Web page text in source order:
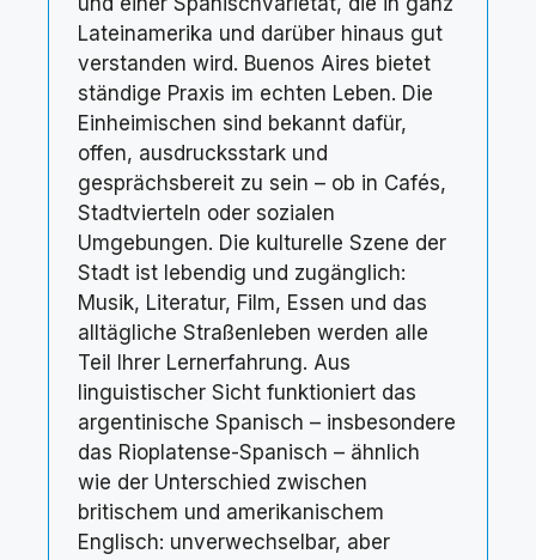
Lateinamerika und darüber hinaus gut
verstanden wird. Buenos Aires bietet
ständige Praxis im echten Leben. Die
Einheimischen sind bekannt dafür,
offen, ausdrucksstark und
gesprächsbereit zu sein – ob in Cafés,
Stadtvierteln oder sozialen
Umgebungen. Die kulturelle Szene der
Stadt ist lebendig und zugänglich:
Musik, Literatur, Film, Essen und das
alltägliche Straßenleben werden alle
Teil Ihrer Lernerfahrung. Aus
linguistischer Sicht funktioniert das
argentinische Spanisch – insbesondere
das Rioplatense-Spanisch – ähnlich
wie der Unterschied zwischen
britischem und amerikanischem
Englisch: unverwechselbar, aber